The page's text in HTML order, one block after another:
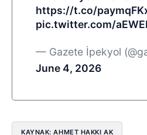
https://t.co/
pic.twitter.com/
— Gazete İpekyol
June 4, 2026
KAYNAK: AHMET HAKKI AK